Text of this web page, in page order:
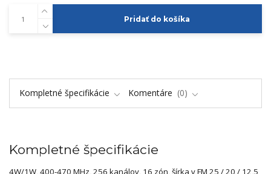
Pridať do košíka
Kompletné špecifikácie Komentáre 0
Kompletné špecifikácie
4W/1W, 400-470 MHz, 256 kanálov, 16 zón, šírka v FM 25 / 20 / 12,5